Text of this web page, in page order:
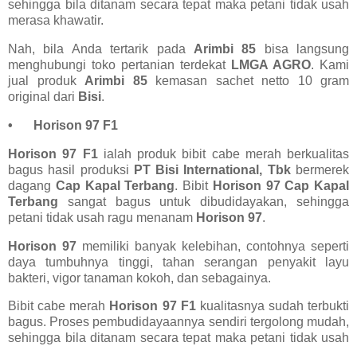
sehingga bila ditanam secara tepat maka petani tidak usah
merasa khawatir.
Nah, bila Anda tertarik pada Arimbi 85 bisa langsung
menghubungi toko pertanian terdekat LMGA AGRO. Kami
jual produk Arimbi 85kemasan sachet netto 10 gram
original dari Bisi.
• Horison 97 F1
Horison 97 F1ialah produk bibit cabe merah berkualitas
bagus hasil produksi PT Bisi International, Tbkbermerek
dagang Cap Kapal Terbang. Bibit Horison 97 Cap Kapal
Terbang sangat bagus untuk dibudidayakan, sehingga
petani tidak usah ragu menanam Horison 97.
Horison 97 memiliki banyak kelebihan, contohnya seperti
daya tumbuhnya tinggi, tahan serangan penyakit layu
bakteri, vigor tanaman kokoh, dan sebagainya.
Bibit cabe merah Horison 97 F1kualitasnya sudah terbukti
bagus. Proses pembudidayaannya sendiri tergolong mudah,
sehingga bila ditanam secara tepat maka petani tidak usah